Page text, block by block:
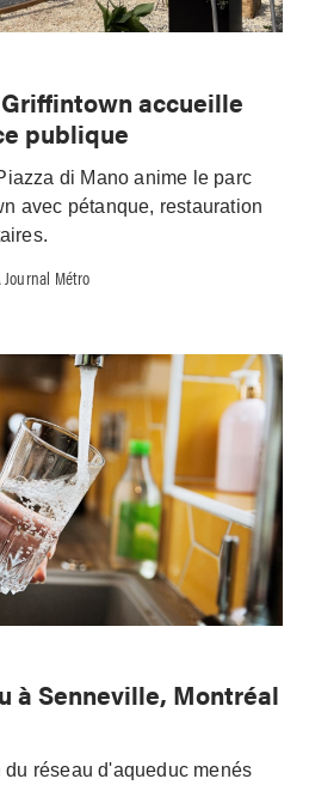
accueille
publique
di Mano anime le parc
avec pétanque, restauration
Métro
à Senneville, Montréal
réseau d'aqueduc menés